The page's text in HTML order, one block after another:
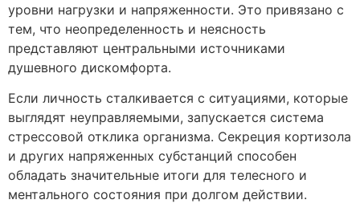
уровни нагрузки и напряженности. Это привязано с
тем, что неопределенность и неясность
представляют центральными источниками
душевного дискомфорта.
Если личность сталкивается с ситуациями, которые
выглядят неуправляемыми, запускается система
стрессовой отклика организма. Секреция кортизола
и других напряженных субстанций способен
обладать значительные итоги для телесного и
ментального состояния при долгом действии.